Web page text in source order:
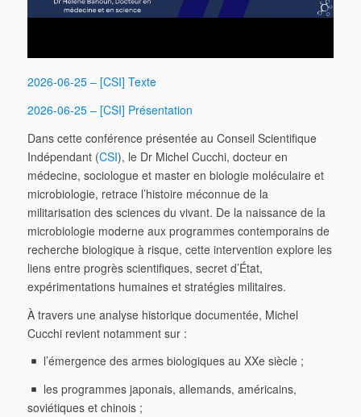
2026-06-25 – [CSI] Texte
2026-06-25 – [CSI] Présentation
Dans cette conférence présentée au Conseil Scientifique
Indépendant (CSI), le Dr Michel Cucchi, docteur en
médecine, sociologue et master en biologie moléculaire et
microbiologie, retrace l’histoire méconnue de la
militarisation des sciences du vivant. De la naissance de la
microbiologie moderne aux programmes contemporains de
recherche biologique à risque, cette intervention explore les
liens entre progrès scientifiques, secret d’État,
expérimentations humaines et stratégies militaires.
À travers une analyse historique documentée, Michel
Cucchi revient notamment sur :
l’émergence des armes biologiques au XXe siècle ;
les programmes japonais, allemands, américains,
soviétiques et chinois ;